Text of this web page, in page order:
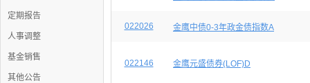
定期报告
人事调整
基金销售
其他公告
022026 金鹰中债0-3年政金债指数A
022146 金鹰元盛债券(LOF)D